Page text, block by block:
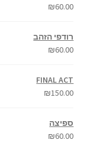
₪60.00
רודפי הזהב
₪60.00
FINAL ACT
₪150.00
ספיצה
₪60.00